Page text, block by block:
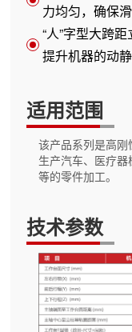
力均匀，确保
“人”字型大跨
提升机器的动
适用范围
该产品系列是高
生产汽车、医疗
等的零件加工。
技术参数